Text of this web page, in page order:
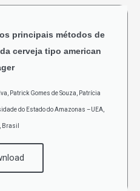
principais métodos de
cerveja tipo american
Patrick Gomes de Souza, Patrícia
do Estado do Amazonas –UEA,
Brasil